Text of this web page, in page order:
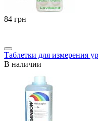
‍84‍ грн
Таблетки для измерения
В наличии